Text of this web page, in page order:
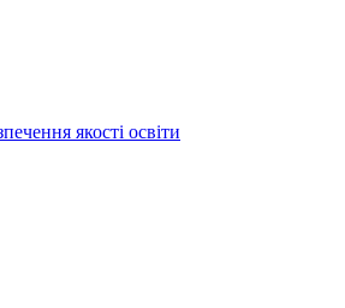
якості освіти